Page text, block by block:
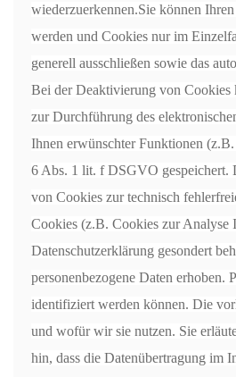
wiederzuerkennen.Sie können
werden und Cookies nur im
generell ausschließen sowie das
Bei der Deaktivierung von Cookies
zur Durchführung des
Ihnen erwünschter Funktionen
6 Abs. 1 lit. f DSGVO gespeichert.
von Cookies zur technisch
Cookies (z.B. Cookies zur Analyse
Datenschutzerklärung gesondert
personenbezogene Daten erhoben.
identifiziert werden können. Die
und wofür wir sie nutzen. Sie
hin, dass die Datenübertragung im